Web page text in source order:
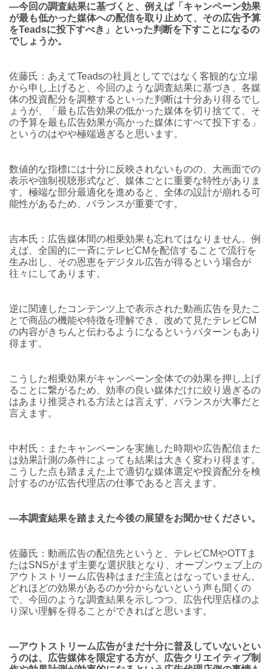
―今回の調査結果に基づくと、例えば「キャンペーン効果
が最も低かった媒体への配信を取り止めて、その広告予算
をTeadsに投下すべき」といった判断を下すことになるの
でしょうか。
佐藤氏：あえてTeadsの社員としてではなく客観的な立場
から申し上げると、今回のような調査結果に基づき、各媒
体の投資配分を調整するといった判断は十分あり得るでし
ょうが、「最も広告効果の低かった媒体を切り捨てて、そ
の予算を最も広告効果が高かった媒体にすべて投下する」
というのはやや極端過ぎると思います。
数値的な指標には十分に反映されないものの、大画面での
表示や強制視聴形式など、媒体ごとに重要な特性がありま
す。極端な部分最適化を進めると、全体の設計が崩れる可
能性があるため、バランスが重要です。
吉本氏：広告媒体間の相乗効果も忘れてはなりません。例
えば、全国的に一斉にテレビCMを配信することで流行を
生み出し、その恩恵をデジタル広告が得るという場合が
往々にしてあります。
逆に関連したコンテンツ上で表示された動画広告を見たこ
とで商品の機能や特徴を理解でき、改めて見たテレビCM
の内容がきちんと伝わるようになるというパターンもあり
得ます。
こうした相乗効果がキャンペーン全体での効果を押し上げ
ることに繋がるため、効率の良い媒体だけに絞り過ぎるの
はあまり推奨される方法とは言えず、バランスが大事だと
言えます。
中村氏：またキャンペーンを実施した時期や広告配信また
は効果計測の条件によっても結果は大きく変わり得ます。
こうした点も踏まえた上で適切な媒体選定や投資配分を検
討するのが広告代理店の仕事であると言えます。
―本調査結果を踏まえた今後の展望をお聞かせください。
佐藤氏：動画広告の配信先というと、テレビCMやOTTま
たはSNSがまず主要な選択肢となり、オープンウェブ上の
アウトストリーム広告枠はまだ主流とはなっていません。
どれほどの効果があるのか分からないという声も聞くの
で、今回のような調査結果を示しつつ、広告代理店様のよ
り深い理解を得ることができればと思います。
―アウトストリーム広告がまだ十分に普及していないとい
うのは、広告媒体を限定する方が、広告クリエイティブ制